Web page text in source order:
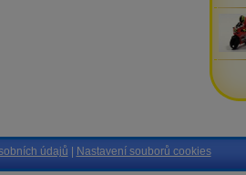
údajů Nastavení souborů cookies